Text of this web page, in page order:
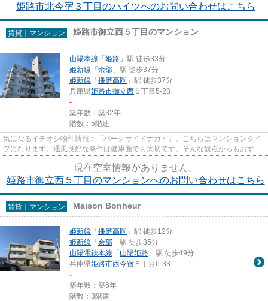
姫路市北今宿３丁目のハイツへのお問い合わせはこちら
賃貸｜マンション 姫路市御立西５丁目のマンション
山陽本線 「姫路 」駅 徒歩33分
姫新線 「余部 」駅 徒歩37分
姫新線 「播磨高岡 」駅 徒歩37分
兵庫県姫路市御立西 ５丁目5-28
-
築年数：築32年
階数：5階建
気になるイチオシ物件情報：「パークサイドナガイ」。こちらはマンションタイ
プになります。通風良好な条件は健康面でも大切です。そんな観点からもおすす
めの物件をご提供します。移...
現在空室情報がありません。
姫路市御立西５丁目のマンションへのお問い合わせはこちら
賃貸｜マンション Maison Bonheur
姫新線 「播磨高岡 」駅 徒歩12分
姫新線 「余部 」駅 徒歩35分
山陽電鉄本線 「山陽姫路 」駅 徒歩49分
兵庫県姫路市西今宿 ８丁目6-33
-
築年数：築6年
階数：3階建